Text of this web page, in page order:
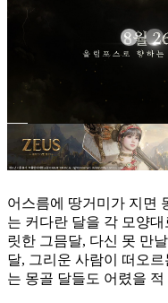
어스름에 땅거미가 지면
는 커다란 달을 각 모양
릿한 그믐달, 다신 못 만
달, 그리운 사람이 떠오
는 몽골 달들도 어렸을